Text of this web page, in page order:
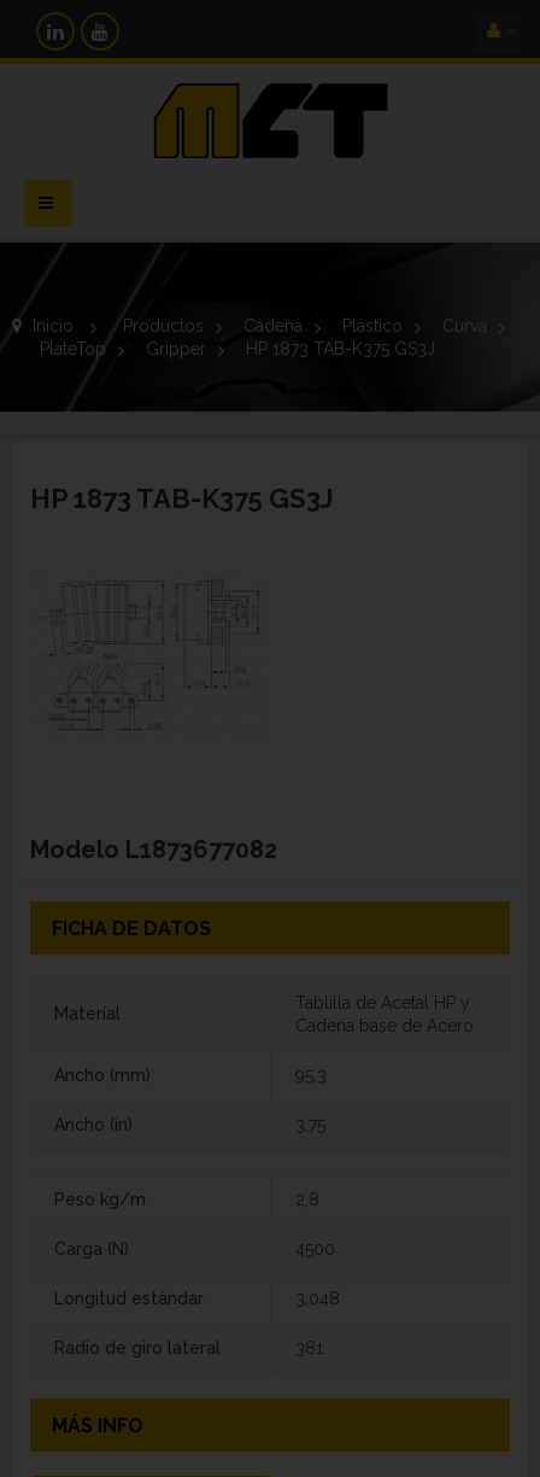
Navegación
Toggle
Inicio > Productos > Cadena > Plástico >
Curva
PlateTop > Gripper > HP 1873 TAB-K375 GS3J
HP 1873 TAB-K375 GS3J
Modelo L1873677082
FICHA DE DATOS
Material
Tablilla de Acetal HP y
Cadena base de Acero
Ancho (mm) 95,3
Ancho (in) 3,75
Peso kg/m 2,8
Carga (N) 4500
Longitud estándar 3,048
Radio de giro lateral 381
MÁS INFO